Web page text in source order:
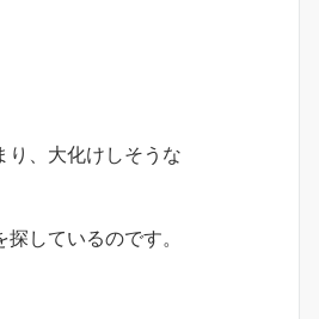
り、大化けしそうな
しているのです。